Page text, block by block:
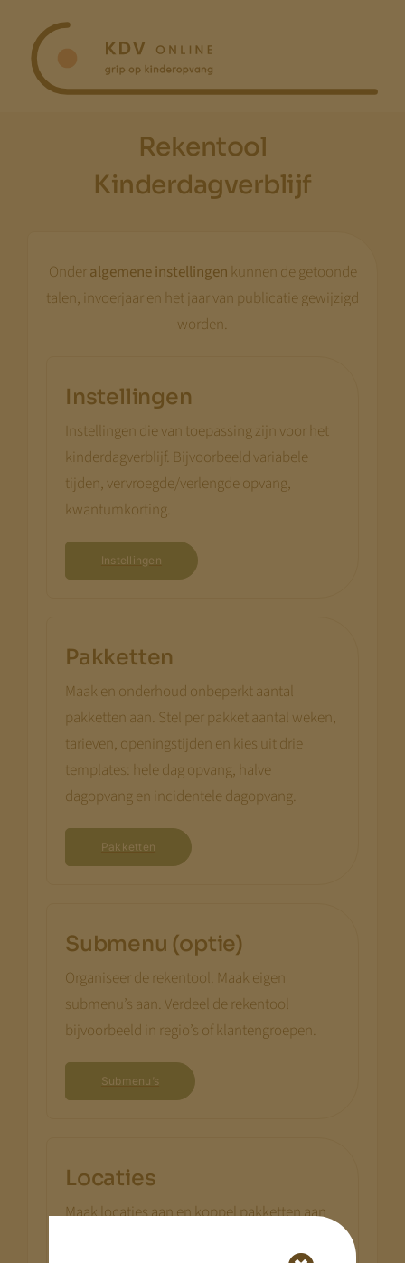
inhoud
Rekentool
Kinderdagverblijf
Onderalgemene instellingen kunnen de getoonde
talen, invoerjaar en het jaar van publicatie gewijzigd
worden.
Instellingen
Instellingen die van toepassing zijn voor het
kinderdagverblijf. Bijvoorbeeld variabele
tijden, vervroegde/verlengde opvang,
kwantumkorting.
Instellingen
Pakketten
Maak en onderhoud onbeperkt aantal
pakketten aan. Stel per pakket aantal weken,
tarieven, openingstijden en kies uit drie
templates: hele dag opvang, halve
dagopvang en incidentele dagopvang.
Pakketten
Submenu (optie)
Organiseer de rekentool. Maak eigen
submenu’s aan. Verdeel de rekentool
bijvoorbeeld in regio’s of klantengroepen.
Submenu’s
Locaties
Maak locaties aan en koppel pakketten aan